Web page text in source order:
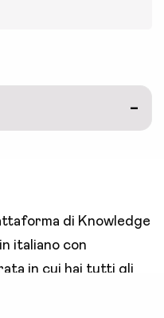
di Knowledge
italiano con
in cui hai tutti gli